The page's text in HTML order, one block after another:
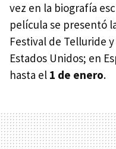
vez en la biografía
película se presentó
Festival de Telluride
Estados Unidos; en
hasta el 1 de enero.